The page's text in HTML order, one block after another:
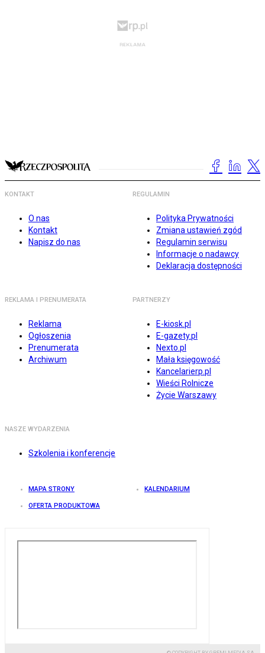
KONTAKT
O nas
Kontakt
Napisz do nas
REGULAMIN
Polityka Prywatności
Zmiana ustawień zgód
Regulamin serwisu
Informacje o nadawcy
Deklaracja dostępności
REKLAMA I PRENUMERATA
Reklama
Ogłoszenia
Prenumerata
Archiwum
PARTNERZY
E-kiosk.pl
E-gazety.pl
Nexto.pl
Mała księgowość
Kancelarierp.pl
Wieści Rolnicze
Życie Warszawy
NASZE WYDARZENIA
Szkolenia i konferencje
MAPA STRONY KALENDARIUM
OFERTA PRODUKTOWA